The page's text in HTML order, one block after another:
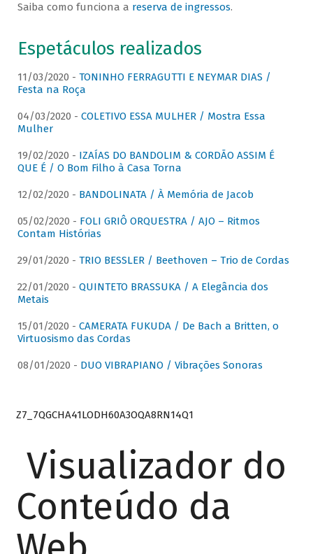
Saiba como funciona a reserva de ingressos.
Espetáculos realizados
11/03/2020 - TONINHO FERRAGUTTI E NEYMAR DIAS /
Festa na Roça
04/03/2020 - COLETIVO ESSA MULHER / Mostra Essa
Mulher
19/02/2020 - IZAÍAS DO BANDOLIM & CORDÃO ASSIM É
QUE É / O Bom Filho à Casa Torna
12/02/2020 - BANDOLINATA / À Memória de Jacob
05/02/2020 - FOLI GRIÔ ORQUESTRA / AJO – Ritmos
Contam Histórias
29/01/2020 - TRIO BESSLER / Beethoven – Trio de Cordas
22/01/2020 - QUINTETO BRASSUKA / A Elegância dos
Metais
15/01/2020 - CAMERATA FUKUDA / De Bach a Britten, o
Virtuosismo das Cordas
08/01/2020 - DUO VIBRAPIANO / Vibrações Sonoras
Z7_7QGCHA41LODH60A3OQA8RN14Q1
Visualizador do
Conteúdo da